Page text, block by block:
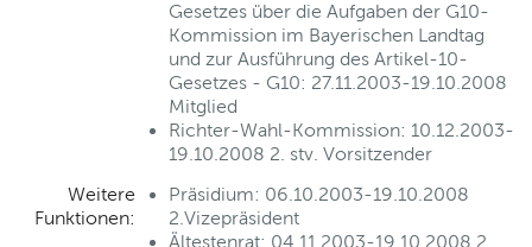
Gesetzes über die Aufgaben der G10-
Kommission im Bayerischen Landtag
und zur Ausführung des Artikel-10-
Gesetzes - G10: 27.11.2003-19.10.2008
Mitglied
Richter-Wahl-Kommission: 10.12.2003-
19.10.2008 2. stv. Vorsitzender
Weitere
Funktionen:
Präsidium: 06.10.2003-19.10.2008
2.Vizepräsident
Ältestenrat: 04.11.2003-19.10.2008 2.